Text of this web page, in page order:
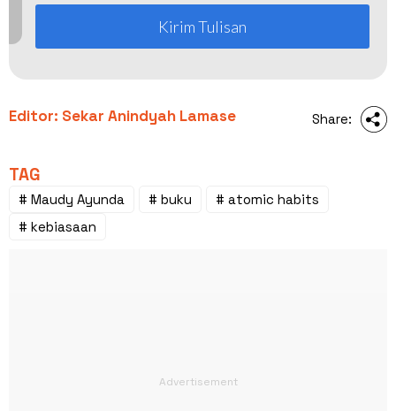
Kirim Tulisan
Editor: Sekar Anindyah Lamase Share:
TAG
# Maudy Ayunda # buku
# atomic habits
# kebiasaan